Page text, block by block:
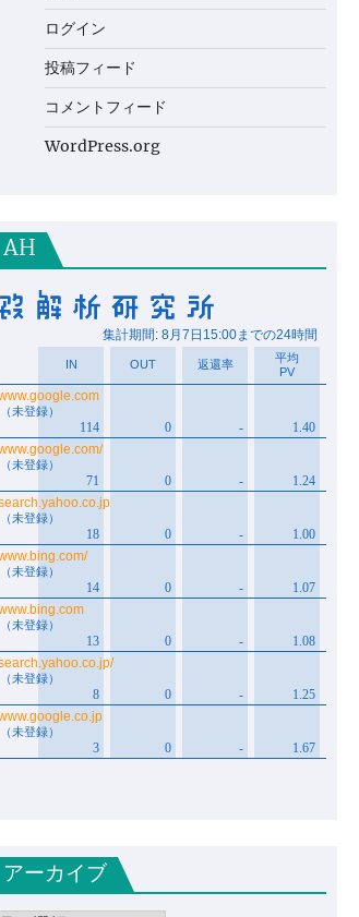
ログイン
投稿フィード
コメントフィード
WordPress.org
AH
アーカイブ